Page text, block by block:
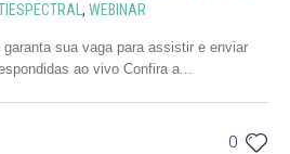
, WEBINAR
sua vaga para assistir e enviar
ao vivo Confira a...
0